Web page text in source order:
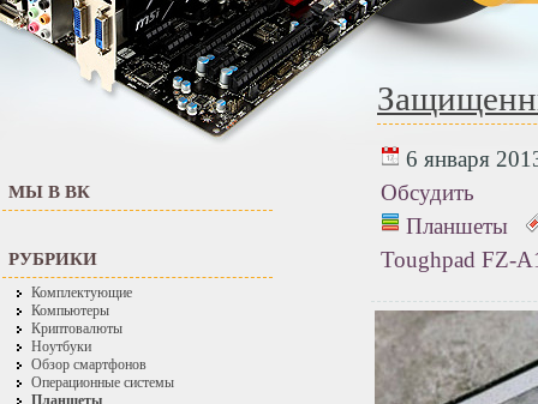
МЫ В ВК
РУБРИКИ
Комплектующие
Компьютеры
Криптовалюты
Ноутбуки
Обзор смартфонов
Операционные системы
6 января
Обсудить
Планшеты
Toughpad FZ-